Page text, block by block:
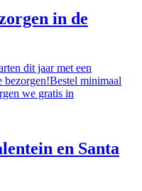
in de
dit jaar met een
minimaal
we gratis in
en Santa